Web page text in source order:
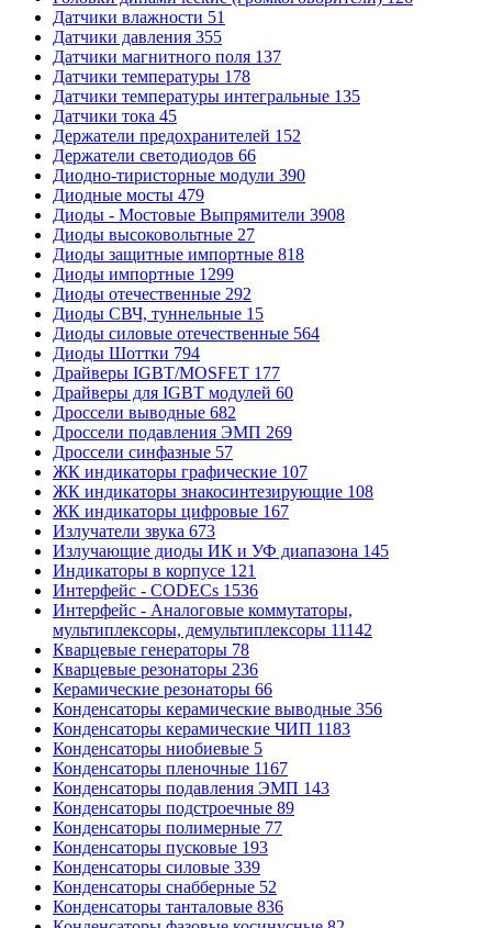
Датчики влажности 51
Датчики давления 355
Датчики магнитного поля 137
Датчики температуры 178
Датчики температуры интегральные 135
Датчики тока 45
Держатели предохранителей 152
Держатели светодиодов 66
Диодно-тиристорные модули 390
Диодные мосты 479
Диоды - Мостовые Выпрямители 3908
Диоды высоковольтные 27
Диоды защитные импортные 818
Диоды импортные 1299
Диоды отечественные 292
Диоды СВЧ, туннельные 15
Диоды силовые отечественные 564
Диоды Шоттки 794
Драйверы IGBT/MOSFET 177
Драйверы для IGBT модулей 60
Дроссели выводные 682
Дроссели подавления ЭМП 269
Дроссели синфазные 57
ЖК индикаторы графические 107
ЖК индикаторы знакосинтезирующие 108
ЖК индикаторы цифровые 167
Излучатели звука 673
Излучающие диоды ИК и УФ диапазона 145
Индикаторы в корпусе 121
Интерфейс - CODECs 1536
Интерфейс - Аналоговые коммутаторы,
мультиплексоры, демультиплексоры 11142
Кварцевые генераторы 78
Кварцевые резонаторы 236
Керамические резонаторы 66
Конденсаторы керамические выводные 356
Конденсаторы керамические ЧИП 1183
Конденсаторы ниобиевые 5
Конденсаторы пленочные 1167
Конденсаторы подавления ЭМП 143
Конденсаторы подстроечные 89
Конденсаторы полимерные 77
Конденсаторы пусковые 193
Конденсаторы силовые 339
Конденсаторы снабберные 52
Конденсаторы танталовые 836